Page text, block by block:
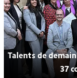
Talents de
37